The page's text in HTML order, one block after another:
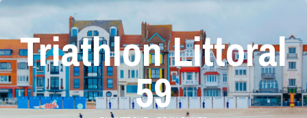
Skip
contentTriathlon Littoral
59